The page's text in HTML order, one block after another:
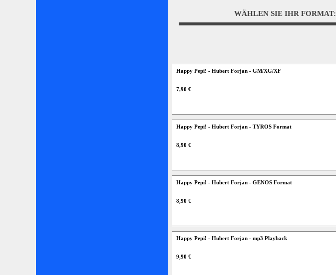
WÄHLEN SIE IHR FORMAT:
Happy Pepi! - Hubert Forjan - GM/XG/XF
7,90 €
Happy Pepi! - Hubert Forjan - TYROS Format
8,90 €
Happy Pepi! - Hubert Forjan - GENOS Format
8,90 €
Happy Pepi! - Hubert Forjan - mp3 Playback
9,90 €